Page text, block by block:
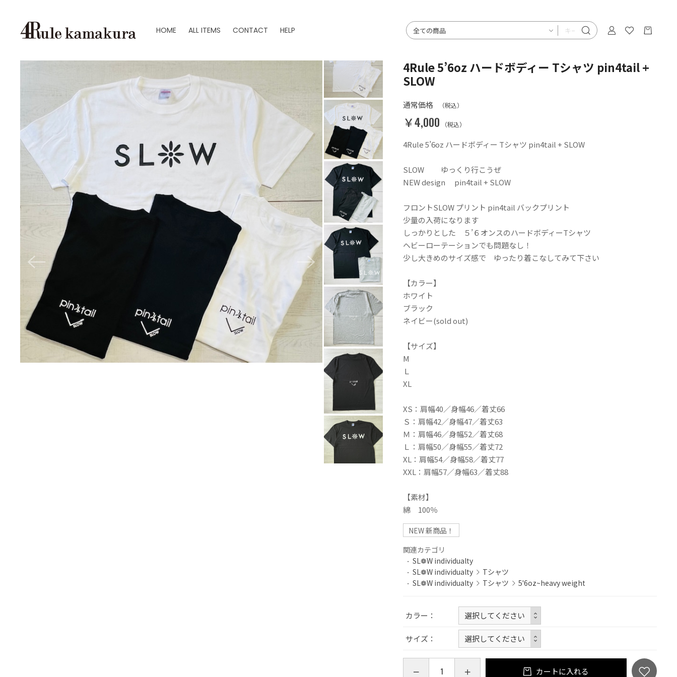
HOME ALL ITEMS CONTACT HELP
4Rule 5’6oz ハードボディー Tシャツ pin4tail +
SLOW
通常価格 （税込）
￥4,000 （税込）
4Rule 5’6oz ハードボディー Tシャツ pin4tail + SLOW
SLOW ゆっくり行こうぜ
NEW design pin4tail + SLOW
フロントSLOW プリント pin4tail バックプリント
少量の入荷になります
しっかりとした ５’６オンスのハードボディーTシャツ
ヘビーローテーションでも問題なし！
少し大きめのサイズ感で ゆったり着こなしてみて下さい
【カラー】
ホワイト
ブラック
ネイビー(sold out)
【サイズ】
M
Ｌ
XL
XS：肩幅40／身幅46／着丈66
Ｓ：肩幅42／身幅47／着丈63
Ｍ：肩幅46／身幅52／着丈68
Ｌ：肩幅50／身幅55／着丈72
XL：肩幅54／身幅58／着丈77
XXL：肩幅57／身幅63／着丈88
【素材】
綿 100％
NEW 新商品！
関連カテゴリ
SL❁W individualty
SL❁W individualty
Tシャツ
SL❁W individualty
Tシャツ 5'6oz~heavy weight
カラー
サイズ
カートに入れる